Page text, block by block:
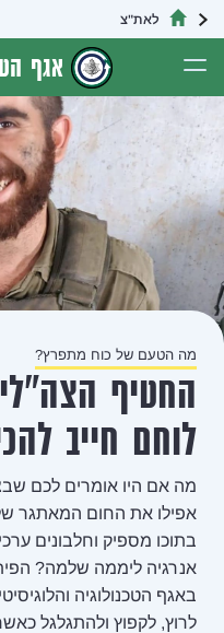
לאת"צ
אגף
מה הטעם של כוח מתפרץ?
החטיף
לוחם חייב
מה אם היו אומרים לכם
אפילו את החום המאתגר
בתוכו מספיק וחלבונים
אנרגיה ליממה שלמה?
באגף הטכנולוגיה
לרוץ, לקפוץ ולהתגלגל